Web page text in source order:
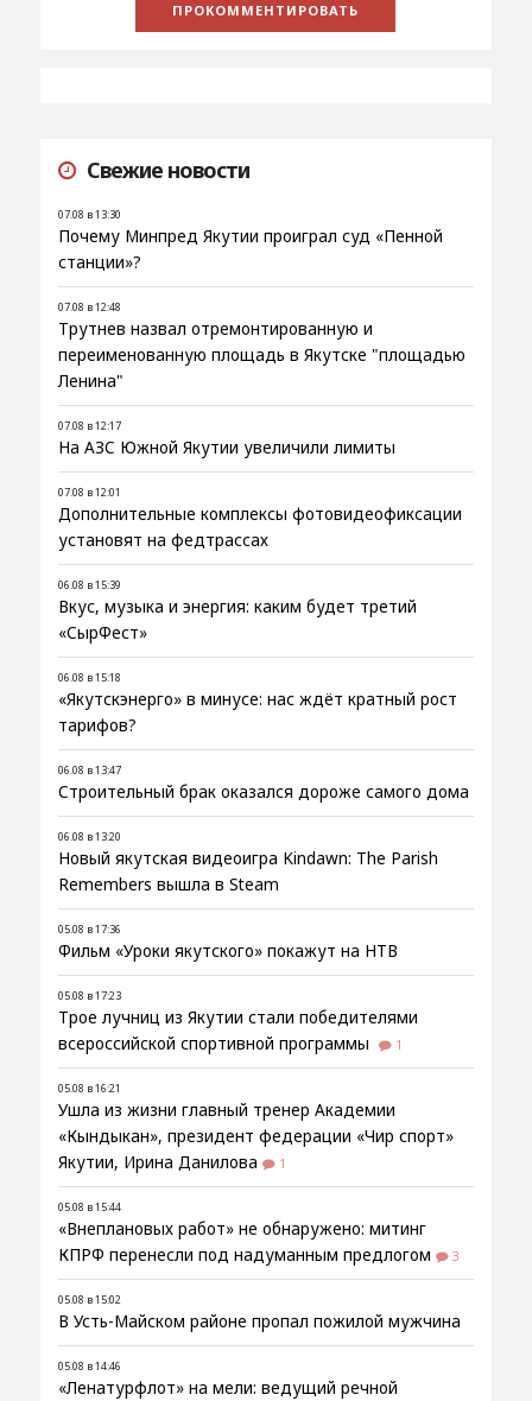
Свежие новости
07.08 в 13:30
Почему Минпред Якутии проиграл суд «Пенной
станции»?
07.08 в 12:48
Трутнев назвал отремонтированную и
переименованную площадь в Якутске "площадью
Ленина"
07.08 в 12:17
На АЗС Южной Якутии увеличили лимиты
07.08 в 12:01
Дополнительные комплексы фотовидеофиксации
установят на федтрассах
06.08 в 15:39
Вкус, музыка и энергия: каким будет третий
«СырФест»
06.08 в 15:18
«Якутскэнерго» в минусе: нас ждёт кратный рост
тарифов?
06.08 в 13:47
Строительный брак оказался дороже самого дома
06.08 в 13:20
Новый якутская видеоигра Kindawn: The Parish
Remembers вышла в Steam
05.08 в 17:36
Фильм «Уроки якутского» покажут на НТВ
05.08 в 17:23
Трое лучниц из Якутии стали победителями
всероссийской спортивной программы
1
05.08 в 16:21
Ушла из жизни главный тренер Академии
«Кындыкан», президент федерации «Чир спорт»
Якутии, Ирина Данилова
1
05.08 в 15:44
«Внеплановых работ» не обнаружено: митинг
КПРФ перенесли под надуманным предлогом
3
05.08 в 15:02
В Усть-Майском районе пропал пожилой мужчина
05.08 в 14:46
«Ленатурфлот» на мели: ведущий речной